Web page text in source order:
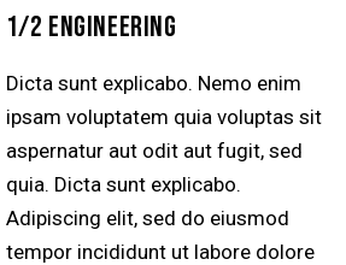
1/2 ENGINEERING
Dicta sunt explicabo. Nemo enim
ipsam voluptatem quia voluptas sit
aspernatur aut odit aut fugit, sed
quia. Dicta sunt explicabo.
Adipiscing elit, sed do eiusmod
tempor incididunt ut labore dolore